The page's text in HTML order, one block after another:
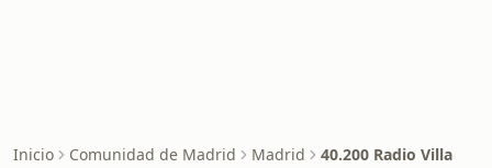
Inicio Comunidad de Madrid Madrid 40.200 Radio Villa